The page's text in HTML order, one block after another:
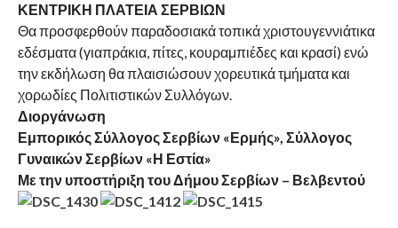
ΚΕΝΤΡΙΚΗ ΠΛΑΤΕΙΑ ΣΕΡΒΙΩΝ
Θα προσφερθούν παραδοσιακά τοπικά χριστουγεννιάτικα
εδέσματα (γιαπράκια, πίτες, κουραμπιέδες και κρασί) ενώ
την εκδήλωση θα πλαισιώσουν χορευτικά τμήματα και
χορωδίες Πολιτιστικών Συλλόγων.
Διοργάνωση
Εμπορικός Σύλλογος Σερβίων «Ερμής», Σύλλογος
Γυναικών Σερβίων «Η Εστία»
Με την υποστήριξη του Δήμου Σερβίων – Βελβεντού